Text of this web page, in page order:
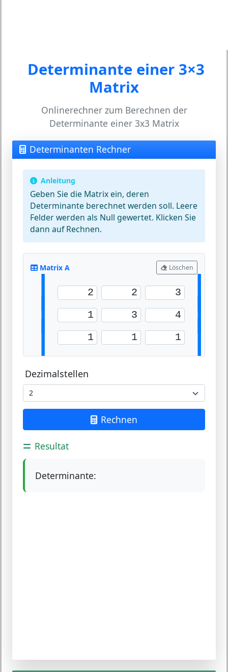
Determinante einer 3×3
Matrix
Onlinerechner zum Berechnen der
Determinante einer 3x3 Matrix
Determinanten Rechner
Anleitung
Geben Sie die Matrix ein, deren
Determinante berechnet werden soll. Leere
Felder werden als Null gewertet. Klicken Sie
dann aufRechnen.
Matrix A Löschen
| |
| |
| |
Dezimalstellen
Rechnen
Resultat
Determinante: